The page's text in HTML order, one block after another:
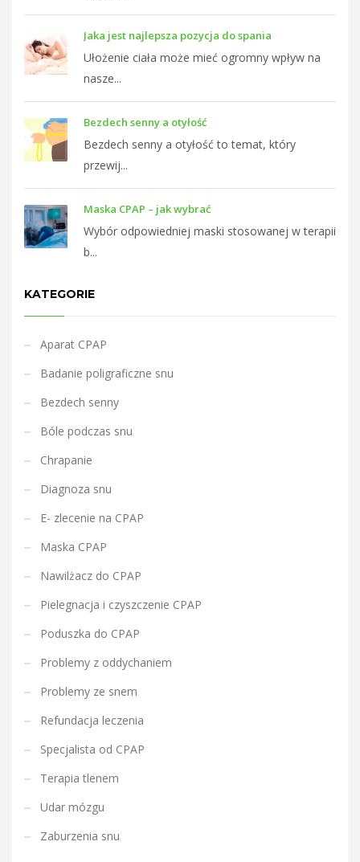
Jaka jest najlepsza pozycja do spania
Ułożenie ciała może mieć ogromny wpływ na
nasze...
Bezdech senny a otyłość
Bezdech senny a otyłość to temat, który
przewij...
Maska CPAP – jak wybrać
Wybór odpowiedniej maski stosowanej w terapii
b...
KATEGORIE
Aparat CPAP
Badanie poligraficzne snu
Bezdech senny
Bóle podczas snu
Chrapanie
Diagnoza snu
E- zlecenie na CPAP
Maska CPAP
Nawilżacz do CPAP
Pielegnacja i czyszczenie CPAP
Poduszka do CPAP
Problemy z oddychaniem
Problemy ze snem
Refundacja leczenia
Specjalista od CPAP
Terapia tlenem
Udar mózgu
Zaburzenia snu